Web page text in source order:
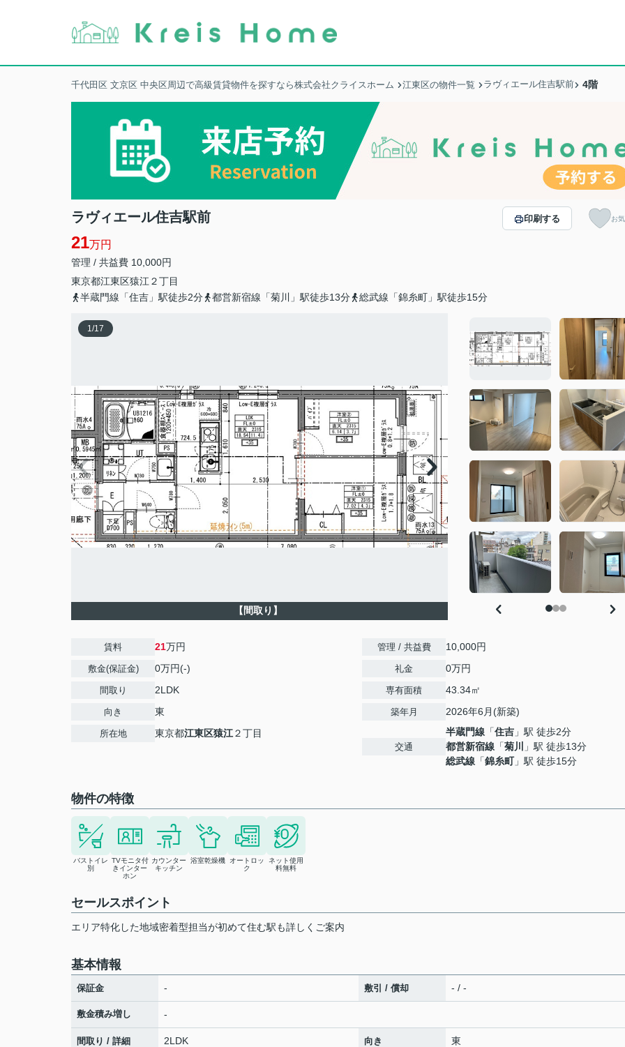
千代田区 文京区 中央区周辺で高級賃貸物件を探すなら株式会社クライスホーム 江東区の物件一覧 ラヴィエール住吉駅前 4階
ラヴィエール住吉駅前
21万円
管理 / 共益費 10,000円
東京都江東区猿江 ２丁目
半蔵門線「住吉」駅徒歩2分
都営新宿線「菊川」駅徒歩13分 総武線「錦糸町」駅徒歩15分
印刷する お
1/17
【間取り】
賃料 21万円
敷金(保証金) 0万円(-)
間取り 2LDK
向き 東
所在地 東京都江東区猿江２丁目
管理 / 共益費 10,000円
礼金 0万円
専有面積 43.34㎡
築年月 2026年6月(新築)
交通
半蔵門線 「住吉 」駅 徒歩2分
都営新宿線 「菊川
」駅 徒歩13分
総武線 「錦糸町」駅 徒歩15分
物件の特徴
バストイレ
別
TVモニタ付
きインター
ホン
カウンター
キッチン
浴室乾燥機
オートロッ
ク
ネット使用
料無料
セールスポイント
エリア特化した地域密着型担当が初めて住む駅も詳しくご案内
基本情報
保証金 - 敷引 / 償却 - / -
敷金積み増し -
間取り / 詳細 2LDK 向き 東